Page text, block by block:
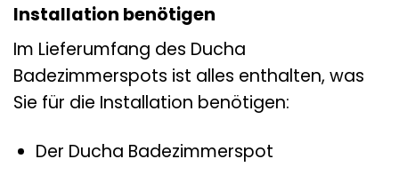
Installation benötigen
Im Lieferumfang des Ducha
Badezimmerspots ist alles enthalten, was
Sie für die Installation benötigen:
Der Ducha Badezimmerspot